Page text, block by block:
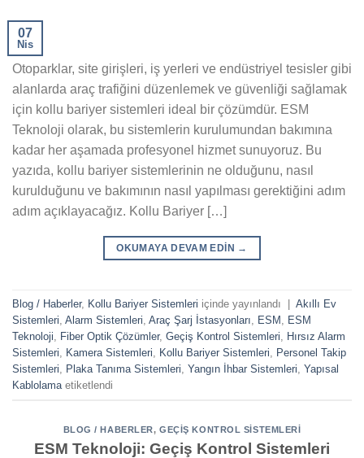
07
Nis
Otoparklar, site girişleri, iş yerleri ve endüstriyel tesisler gibi
alanlarda araç trafiğini düzenlemek ve güvenliği sağlamak
için kollu bariyer sistemleri ideal bir çözümdür. ESM
Teknoloji olarak, bu sistemlerin kurulumundan bakımına
kadar her aşamada profesyonel hizmet sunuyoruz. Bu
yazıda, kollu bariyer sistemlerinin ne olduğunu, nasıl
kurulduğunu ve bakımının nasıl yapılması gerektiğini adım
adım açıklayacağız. Kollu Bariyer […]
OKUMAYA DEVAM EDIN →
Blog / Haberler, Kollu Bariyer Sistemleri içinde yayınlandı | Akıllı Ev
Sistemleri Alarm Sistemleri Araç Şarj İstasyonları ESM
ESM
Teknoloji
Fiber Optik Çözümler, Geçiş Kontrol Sistemleri
Hırsız Alarm
Sistemleri
Kamera Sistemleri Kollu Bariyer Sistemleri
Personel Takip
Sistemleri
Plaka Tanıma Sistemleri Yangın İhbar Sistemleri Yapısal
Kablolama etiketlendi
BLOG / HABERLER,GEÇIŞ KONTROL SISTEMLERI
ESM Teknoloji: Geçiş Kontrol Sistemleri